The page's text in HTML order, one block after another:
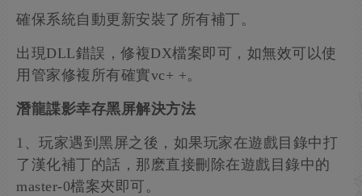
確保系統自動更新安裝了所有補丁。
出現DLL錯誤，修複DX檔案即可，如無效可以使
用管家修複所有確實vc+ +。
潛龍諜影幸存黑屏解決方法
1、玩家遇到黑屏之後，如果玩家在遊戲目錄中打
了漢化補丁的話，那麽直接刪除在遊戲目錄中的
master-0檔案夾即可。